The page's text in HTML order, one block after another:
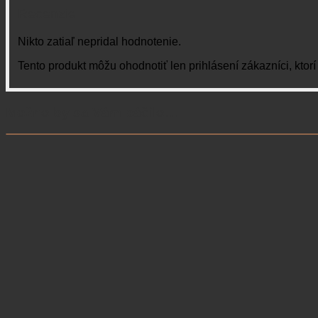
Nikto zatiaľ nepridal hodnotenie.
Tento produkt môžu ohodnotiť len prihlásení zákazníci,